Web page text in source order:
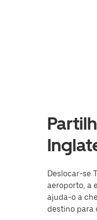
Deslocar-se
aeroporto, a
ajuda-o a
destino para